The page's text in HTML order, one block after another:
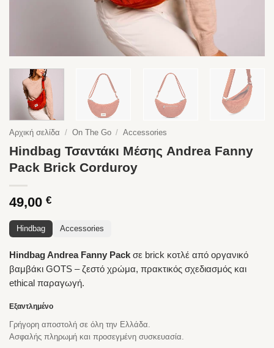
Αρχική σελίδα / On The Go / Accessories
Hindbag Τσαντάκι Μέσης Andrea Fanny
Pack Brick Corduroy
49,00 €
Hindbag Accessories
Hindbag Andrea Fanny Pack σε brick κοτλέ από οργανικό
βαμβάκι GOTS – ζεστό χρώμα, πρακτικός σχεδιασμός και
ethical παραγωγή.
Εξαντλημένο
Γρήγορη αποστολή σε όλη την Ελλάδα.
Ασφαλής πληρωμή και προσεγμένη συσκευασία.